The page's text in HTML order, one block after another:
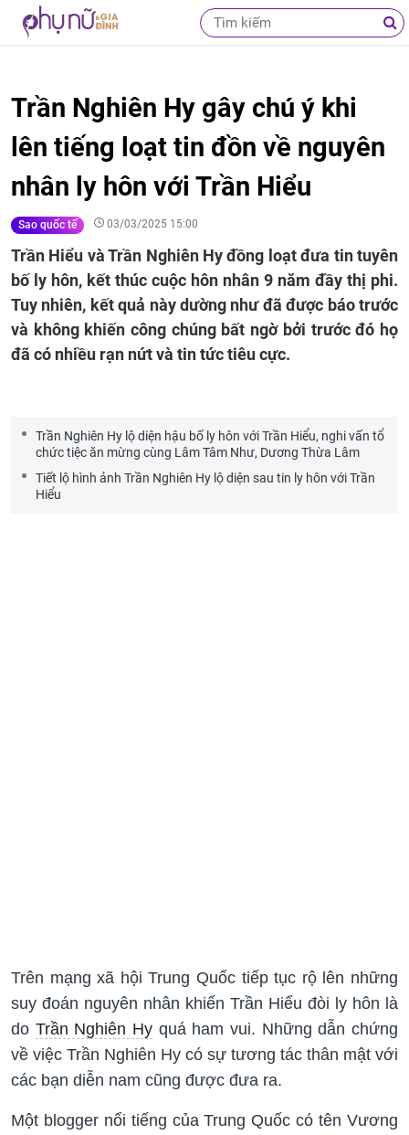
Trần Nghiên Hy gây chú ý khi
lên tiếng loạt tin đồn về nguyên
nhân ly hôn với Trần Hiểu
Sao quốc tế 03/03/2025 15:00
Trần Hiểu và Trần Nghiên Hy đồng loạt đưa tin tuyên
bố ly hôn, kết thúc cuộc hôn nhân 9 năm đầy thị phi.
Tuy nhiên, kết quả này dường như đã được báo trước
và không khiến công chúng bất ngờ bởi trước đó họ
đã có nhiều rạn nứt và tin tức tiêu cực.
Trần Nghiên Hy lộ diện hậu bố ly hôn với Trần Hiểu, nghi vấn tổ
chức tiệc ăn mừng cùng Lâm Tâm Như, Dương Thừa Lâm
Tiết lộ hình ảnh Trần Nghiên Hy lộ diện sau tin ly hôn với Trần
Hiểu
Trên mạng xã hội Trung Quốc tiếp tục rộ lên những
suy đoán nguyên nhân khiến Trần Hiểu đòi ly hôn là
do Trần Nghiên Hy quá ham vui. Những dẫn chứng
về việc Trần Nghiên Hy có sự tương tác thân mật với
các bạn diễn nam cũng được đưa ra.
Một blogger nổi tiếng của Trung Quốc có tên Vương